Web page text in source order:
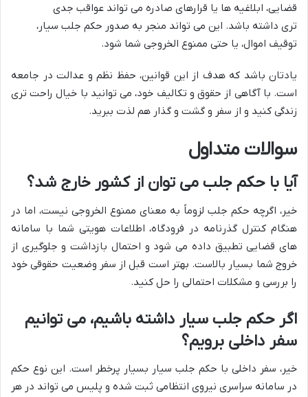
قضایی، ابلاغیه ها یا قرارهای صادره می تواند عواقب جدی
تری داشته باشد. این می تواند منجر به صدور حکم جلب سیار،
توقیف اموال، یا حتی ممنوع الخروجی شما شود.
یادتان باشد که هدف از این قوانین، حفظ نظم و عدالت در جامعه
است. با آگاهی از حقوق و تکالیف خود، می توانید با خیال راحت تری
زندگی کنید و از سفر و گشت و گذار هم لذت ببرید.
سوالات متداول
آیا با حکم جلب می توان از کشور خارج شد؟
خیر، اگرچه حکم جلب لزوماً به معنای ممنوع الخروجی نیست، اما در
هنگام کنترل گذرنامه در فرودگاه، اطلاعات هویتی شما با سامانه
های قضایی تطبیق داده می شود و احتمال بازداشت و جلوگیری از
خروج شما بسیار بالاست. بهتر است قبل از سفر وضعیت حقوقی خود
را بررسی و مشکلات احتمالی را حل کنید.
اگر حکم جلب سیار داشته باشیم، می توانیم
سفر داخلی برویم؟
خیر، سفر داخلی با حکم جلب سیار بسیار پرخطر است. این نوع حکم
در سامانه سراسری نیروی انتظامی ثبت شده و پلیس می تواند در هر